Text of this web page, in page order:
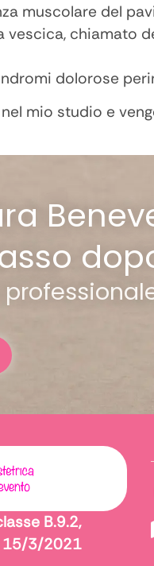
muscolare del
vescica,
dolorose
mio studio e
B.9.2,
15/3/2021